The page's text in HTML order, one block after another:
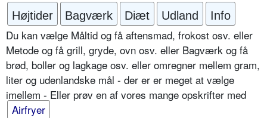
Højtider
Bagværk Diæt Udland Info
Du kan vælge Måltid og få aftensmad, frokost osv. eller
Metode og få grill, gryde, ovn osv. eller Bagværk og få
brød, boller og lagkage osv. eller omregner mellem gram,
liter og udenlandske mål - der er er meget at vælge
imellem - Eller prøv en af vores mange opskrifter med
Airfryer